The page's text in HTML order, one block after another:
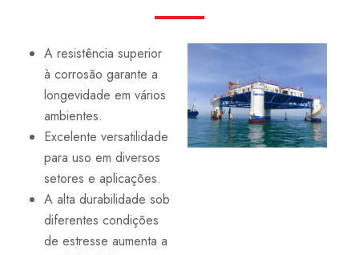
A resistência superior
à corrosão garante a
longevidade em vários
ambientes.
Excelente versatilidade
para uso em diversos
setores e aplicações.
A alta durabilidade sob
diferentes condições
de estresse aumenta a